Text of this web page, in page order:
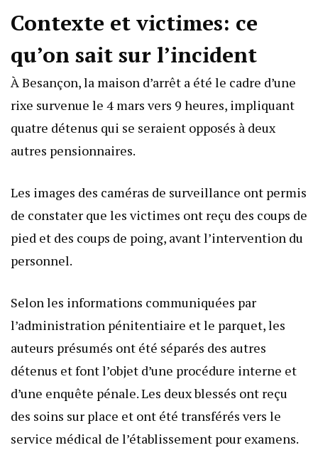
Contexte et victimes: ce
qu’on sait sur l’incident
À Besançon, la maison d’arrêt a été le cadre d’une
rixe survenue le 4 mars vers 9 heures, impliquant
quatre détenus qui se seraient opposés à deux
autres pensionnaires.
Les images des caméras de surveillance ont permis
de constater que les victimes ont reçu des coups de
pied et des coups de poing, avant l’intervention du
personnel.
Selon les informations communiquées par
l’administration pénitentiaire et le parquet, les
auteurs présumés ont été séparés des autres
détenus et font l’objet d’une procédure interne et
d’une enquête pénale. Les deux blessés ont reçu
des soins sur place et ont été transférés vers le
service médical de l’établissement pour examens.